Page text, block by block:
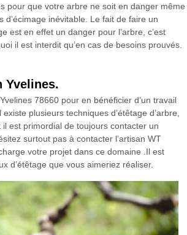
pour que votre arbre ne soit en danger même
d’écimage inévitable. Le fait de faire un
est en effet un danger pour l’arbre, c’est
il est interdit qu’en cas de besoins prouvés.
Yvelines.
78660 pour en bénéficier d’un travail
plusieurs techniques d’étêtage d’arbre,
est primordial de toujours contacter un
surtout pas à contacter l’artisan WT
votre projet dans ce domaine .Il est
d’étêtage que vous aimeriez réaliser.